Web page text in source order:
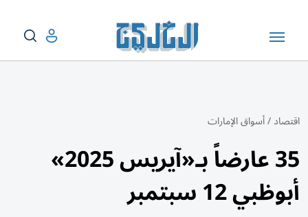
اقتصاد/أسواق الإمارات
35 عارضاً بـ«آيريس 2025»
أبوظبي 12 سبتمبر